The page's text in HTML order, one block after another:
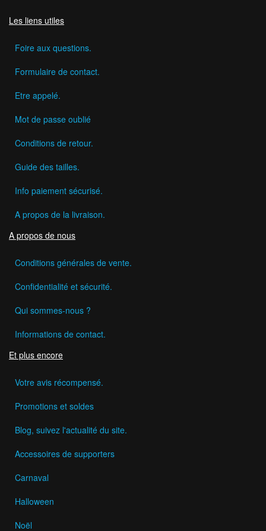
Les liens utiles
Foire aux questions.
Formulaire de contact.
Etre appelé.
Mot de passe oublié
Conditions de retour.
Guide des tailles.
Info paiement sécurisé.
A propos de la livraison.
A propos de nous
Conditions générales de vente.
Confidentialité et sécurité.
Qui sommes-nous ?
Informations de contact.
Et plus encore
Votre avis récompensé.
Promotions et soldes
Blog, suivez l'actualité du site.
Accessoires de supporters
Carnaval
Halloween
Noël